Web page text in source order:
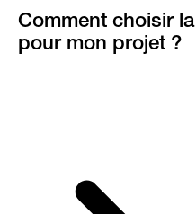
Comment choisir
pour mon projet ?